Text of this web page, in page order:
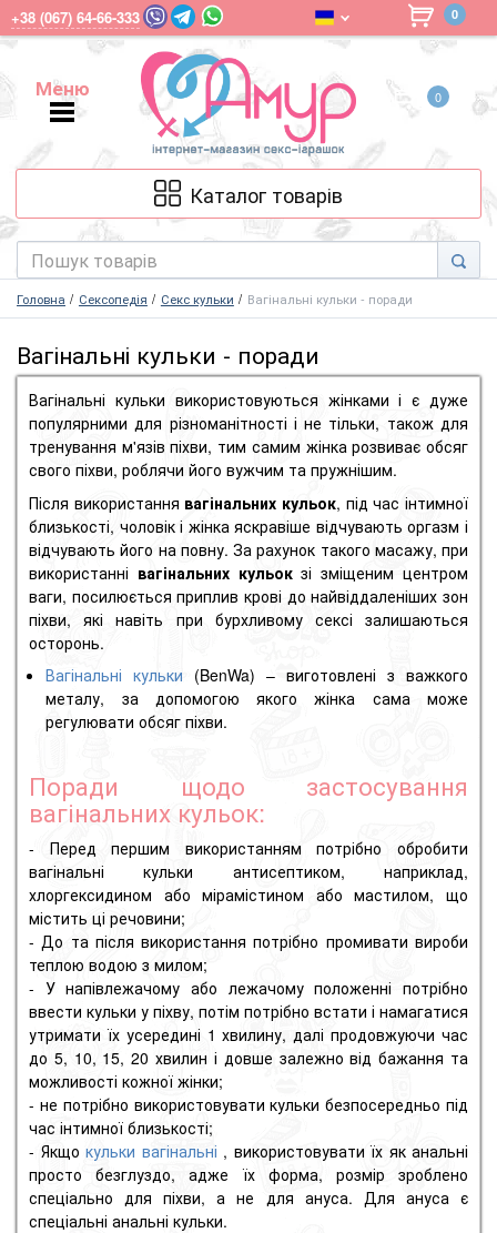
+38 (067) 64-66-333 0
Меню
Меню
0
Каталог товарів
Головна Сексопедія Секс кульки Вагінальні кульки - поради
Вагінальні кульки - поради
Вагінальні кульки використовуються жінками і є дуже
популярними для різноманітності і не тільки, також для
тренування м'язів піхви, тим самим жінка розвиває обсяг
свого піхви, роблячи його вужчим та пружнішим.
Після використання вагінальних кульок, під час інтимної
близькості, чоловік і жінка яскравіше відчувають оргазм і
відчувають його на повну. За рахунок такого масажу, при
використанні вагінальних кульок зі зміщеним центром
ваги, посилюється приплив крові до найвіддаленіших зон
піхви, які навіть при бурхливому сексі залишаються
осторонь.
Вагінальні кульки (BenWa) – виготовлені з важкого
металу, за допомогою якого жінка сама може
регулювати обсяг піхви.
Поради щодо застосування
вагінальних кульок:
- Перед першим використанням потрібно обробити
вагінальні кульки антисептиком, наприклад,
хлоргексидином або мірамістином або мастилом, що
містить ці речовини;
- До та після використання потрібно промивати вироби
теплою водою з милом;
- У напівлежачому або лежачому положенні потрібно
ввести кульки у піхву, потім потрібно встати і намагатися
утримати їх усередині 1 хвилину, далі продовжуючи час
до 5, 10, 15, 20 хвилин і довше залежно від бажання та
можливості кожної жінки;
- не потрібно використовувати кульки безпосередньо під
час інтимної близькості;
- Якщо кульки вагінальні , використовувати їх як анальні
просто безглуздо, адже їх форма, розмір зроблено
спеціально для піхви, а не для ануса. Для ануса є
спеціальні анальні кульки.